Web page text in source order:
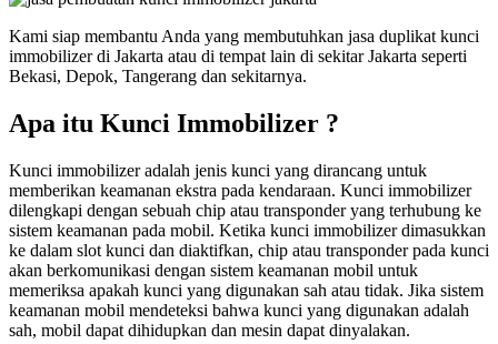
Kami siap membantu Anda yang membutuhkan jasa duplikat kunci
immobilizer di Jakarta atau di tempat lain di sekitar Jakarta seperti
Bekasi, Depok, Tangerang dan sekitarnya.
Apa itu Kunci Immobilizer ?
Kunci immobilizer adalah jenis kunci yang dirancang untuk
memberikan keamanan ekstra pada kendaraan. Kunci immobilizer
dilengkapi dengan sebuah chip atau transponder yang terhubung ke
sistem keamanan pada mobil. Ketika kunci immobilizer dimasukkan
ke dalam slot kunci dan diaktifkan, chip atau transponder pada kunci
akan berkomunikasi dengan sistem keamanan mobil untuk
memeriksa apakah kunci yang digunakan sah atau tidak. Jika sistem
keamanan mobil mendeteksi bahwa kunci yang digunakan adalah
sah, mobil dapat dihidupkan dan mesin dapat dinyalakan.